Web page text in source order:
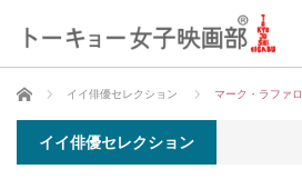
ホーム イイ俳優セレクション マーク・ラファロ
イイ俳優セレクション